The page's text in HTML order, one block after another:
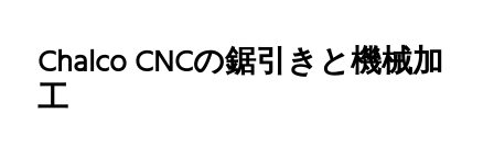
Chalco CNCの鋸引きと機械加
工